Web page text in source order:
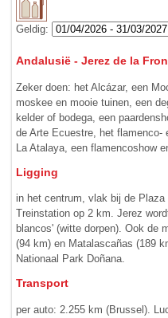
Geldig:
Andalusië - Jerez de la
Zeker doen: het Alcázar, een
mos­kee en mooie tui­nen, een
kelder of bodega, een
de Arte Ecuestre, het flamenco-
La Atalaya, een flamencoshow
Ligging
in het centrum, vlak bij de
Treinstation op 2 km. Jerez
blancos' (witte dorpen). Ook de
(94 km) en Matalascañas (189
Nationaal Park Doñana.
Transport
per auto: 2.255 km (Brussel).